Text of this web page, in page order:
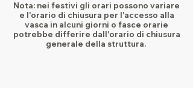
Nota: nei festivi gli orari possono variare
e l'orario di chiusura per l'accesso alla
vasca in alcuni giorni o fasce orarie
potrebbe differire dall'orario di chiusura
generale della struttura.